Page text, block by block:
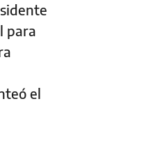
para
el